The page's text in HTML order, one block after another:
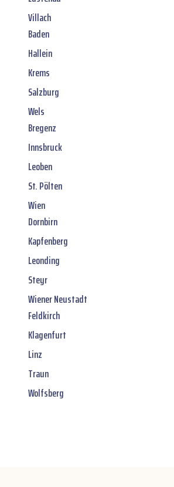
Villach
Baden
Hallein
Krems
Salzburg
Wels
Bregenz
Innsbruck
Leoben
St. Pölten
Wien
Dornbirn
Kapfenberg
Leonding
Steyr
Wiener Neustadt
Feldkirch
Klagenfurt
Linz
Traun
Wolfsberg